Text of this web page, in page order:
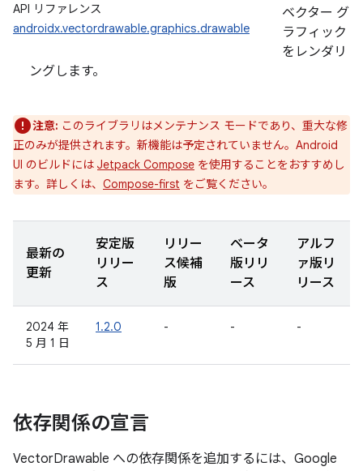
API リファレンス
androidx.vectordrawable.graphics.drawable
ベクター グ
ラフィック
をレンダリ
ングします。
注意: このライブラリはメンテナンス モードであり、重大な修
正のみが提供されます。新機能は予定されていません。Android
UI のビルドには Jetpack Compose を使用することをおすすめし
ます。詳しくは、 Compose-first をご覧ください。
最新の
更新
安定版
リリー
ス
リリー
ス候補
版
ベータ
版リリ
ース
アルフ
ァ版リ
リース
2024 年
5 月 1 日
1.2.0 - - -
依存関係の宣言
VectorDrawable への依存関係を追加するには、Google